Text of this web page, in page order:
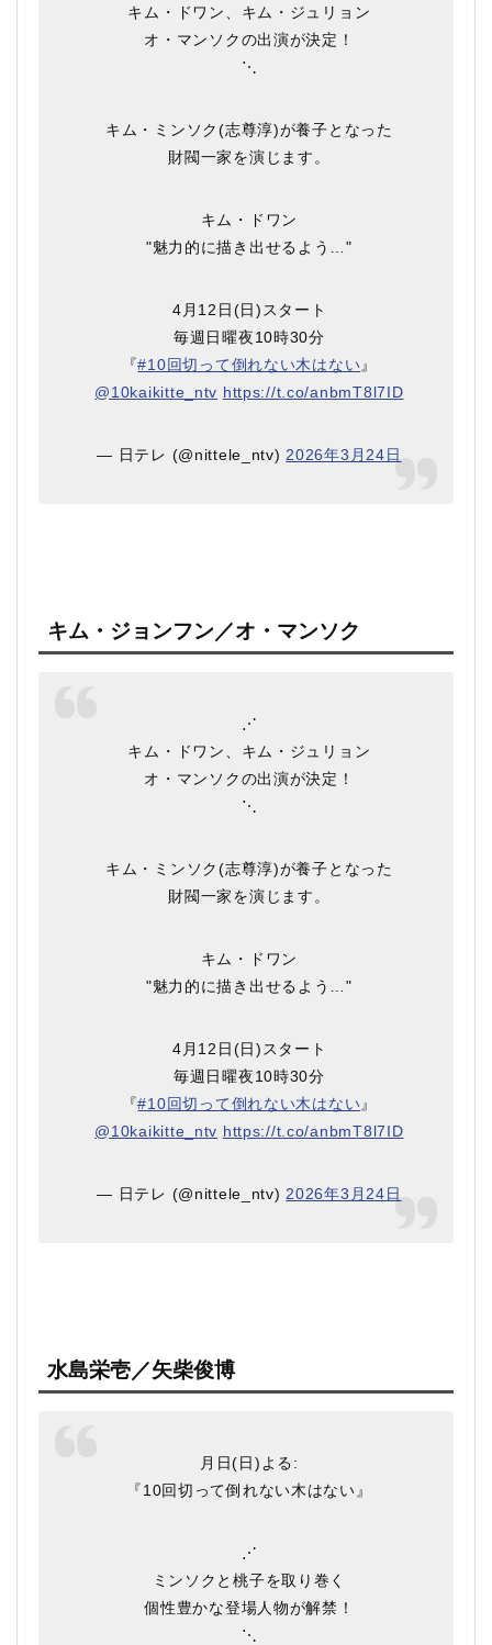
キム・ドワン、キム・ジュリョン
オ・マンソクの出演が決定！
⋱
キム・ミンソク(志尊淳)が養子となった
財閥一家を演じます。
キム・ドワン
"魅力的に描き出せるよう…"
️4月12日(日)スタート
毎週日曜夜10時30分
『#10回切って倒れない木はない』
@10kaikitte_ntv https://t.co/anbmT8l7ID
— 日テレ (@nittele_ntv) 2026年3月24日
キム・ジョンフン／オ・マンソク
⋰
キム・ドワン、キム・ジュリョン
オ・マンソクの出演が決定！
⋱
キム・ミンソク(志尊淳)が養子となった
財閥一家を演じます。
キム・ドワン
"魅力的に描き出せるよう…"
️4月12日(日)スタート
毎週日曜夜10時30分
『#10回切って倒れない木はない』
@10kaikitte_ntv https://t.co/anbmT8l7ID
— 日テレ (@nittele_ntv) 2026年3月24日
水島栄壱／矢柴俊博
月日(日)よる:
『10回切って倒れない木はない』
⋰
ミンソクと桃子を取り巻く
個性豊かな登場人物が解禁！
⋱